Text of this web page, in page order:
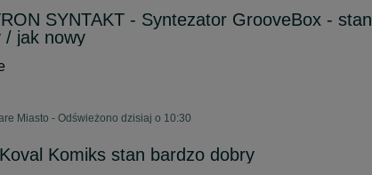
SYNTAKT - Syntezator GrooveBox - stan
/ jak nowy
Miasto - Odświeżono dzisiaj o 10:30
Komiks stan bardzo dobry